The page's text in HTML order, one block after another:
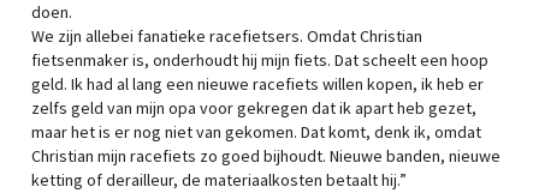
doen.
We zijn allebei fanatieke racefietsers. Omdat Christian
fietsenmaker is, onderhoudt hij mijn fiets. Dat scheelt een hoop
geld. Ik had al lang een nieuwe racefiets willen kopen, ik heb er
zelfs geld van mijn opa voor gekregen dat ik apart heb gezet,
maar het is er nog niet van gekomen. Dat komt, denk ik, omdat
Christian mijn racefiets zo goed bijhoudt. Nieuwe banden, nieuwe
ketting of derailleur, de materiaalkosten betaalt hij.”